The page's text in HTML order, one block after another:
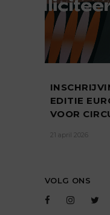
EDITIE
VOOR
21 april 2026
VOLG ONS